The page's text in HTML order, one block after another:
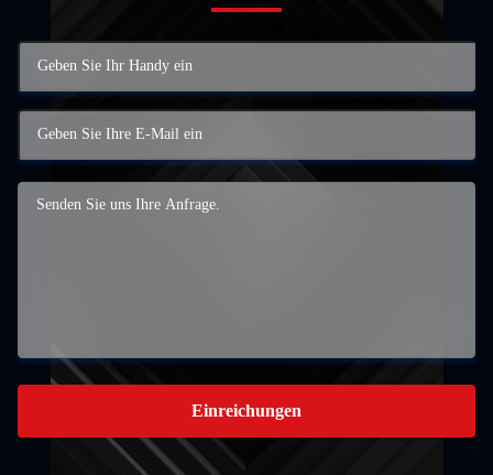
Einreichungen